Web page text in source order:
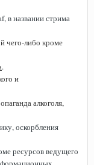
в названии стрима
чего-либо кроме
.
и
алкоголя,
оскорбления
ресурсов ведущего